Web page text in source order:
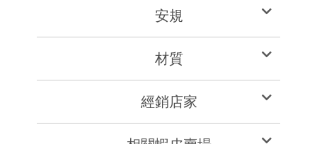
安規
材質
經銷店家